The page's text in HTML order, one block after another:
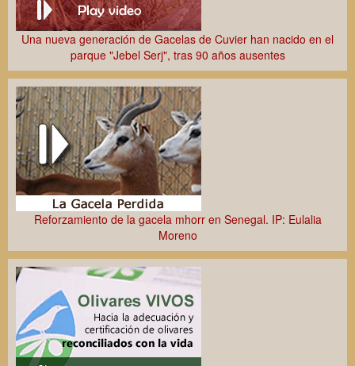
Calidad del agua subterránea y cambio global
XVIII Jornadas Científicas de la EEZA
Una nueva generación de Gacelas de Cuvier han nacido en el
parque "Jebel Serj", tras 90 años ausentes
Reforzamiento de la gacela mhorr en Senegal. IP: Eulalia
Moreno